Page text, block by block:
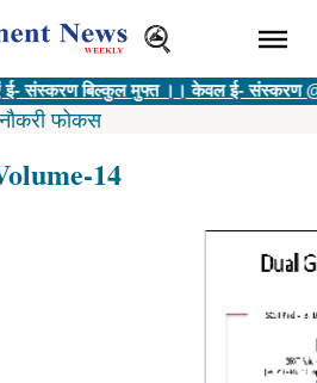
मुफ्त ।। केवल ई- संस्करण @ 400 रु ||
नौकरी फोकस
14